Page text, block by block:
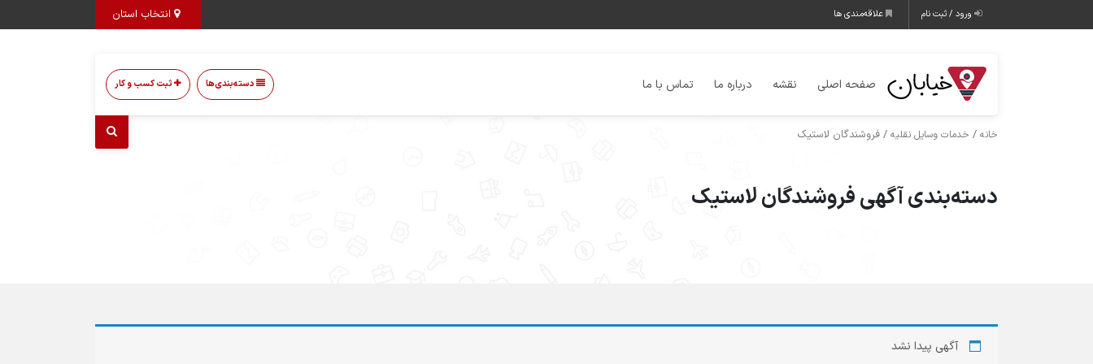
ورود / ثبت نام علاقه‌مندی ها
صفحه اصلی نقشه درباره ما تماس با ما دسته‌بندی‌ها ثبت کسب و کار
خانه / خدمات وسایل نقلیه / فروشندگان لاستیک
دسته‌بندی آگهی فروشندگان لاستیک
آگهی پیدا نشد